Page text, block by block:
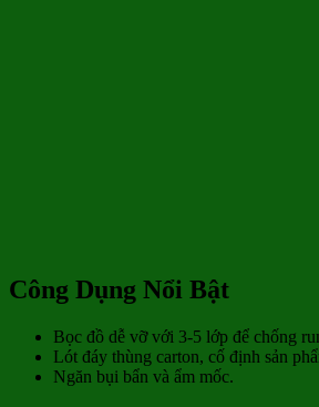
Công Dụng Nổi Bật
Bọc đồ dễ vỡ với 3-5 lớp để chống
Lót đáy thùng carton, cố định sản
Ngăn bụi bẩn và ẩm mốc.